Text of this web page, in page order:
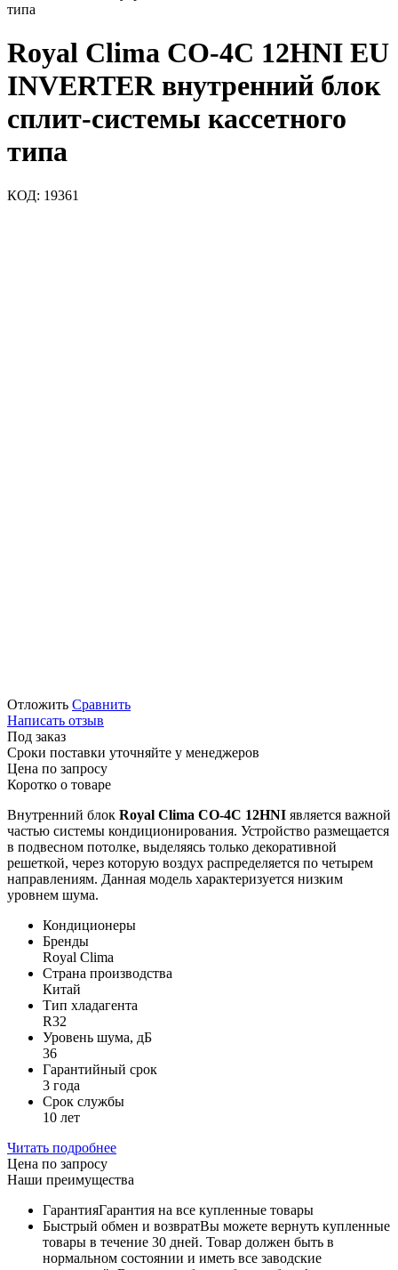
типа
Royal Clima CO-4C 12HNI EU
INVERTER внутренний блок
сплит-системы кассетного
типа
КОД: 19361
Отложить Сравнить
Написать отзыв
Под заказ
Сроки поставки уточняйте у менеджеров
Цена по запросу
Коротко о товаре
Внутренний блок Royal Clima CO-4C 12HNI является важной
частью системы кондиционирования. Устройство размещается
в подвесном потолке, выделяясь только декоративной
решеткой, через которую воздух распределяется по четырем
направлениям. Данная модель характеризуется низким
уровнем шума.
Кондиционеры
Бренды
Royal Clima
Страна производства
Китай
Тип хладагента
R32
Уровень шума, дБ
36
Гарантийный срок
3 года
Срок службы
10 лет
Читать подробнее
Цена по запросу
Наши преимущества
ГарантияГарантия на все купленные товары
Быстрый обмен и возвратВы можете вернуть купленные
товары в течение 30 дней. Товар должен быть в
нормальном состоянии и иметь все заводские